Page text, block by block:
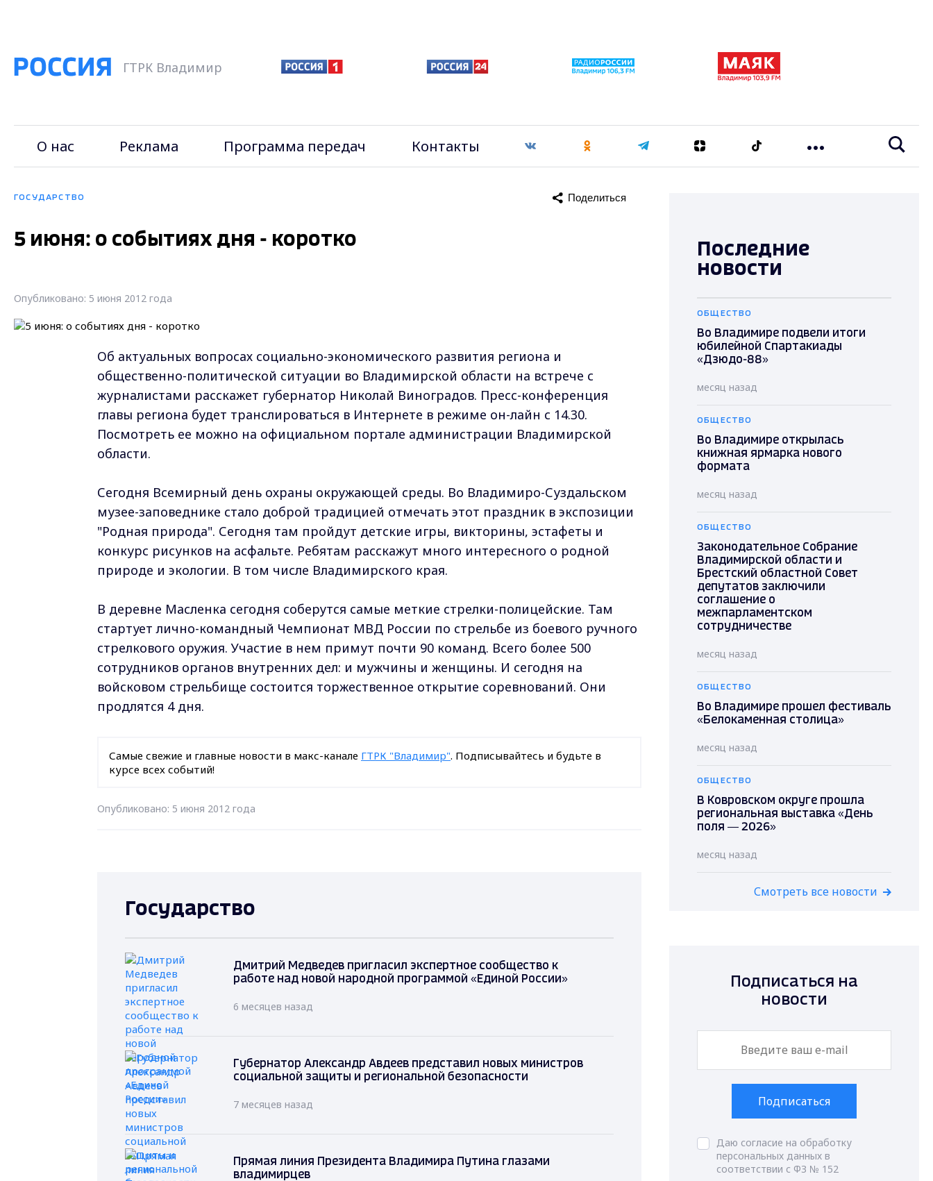
ГТРК Владимир
О нас Реклама Программа передач Контакты
ГОСУДАРСТВО Поделиться
5 июня: о событиях дня - коротко
Опубликовано: 5 июня 2012 года
Об актуальных вопросах социально-экономического развития региона и
общественно-политической ситуации во Владимирской области на встрече с
журналистами расскажет губернатор Николай Виноградов. Пресс-конференция
главы региона будет транслироваться в Интернете в режиме он-лайн с 14.30.
Посмотреть ее можно на официальном портале администрации Владимирской
области.
Сегодня Всемирный день охраны окружающей среды. Во Владимиро-Суздальском
музее-заповеднике стало доброй традицией отмечать этот праздник в экспозиции
"Родная природа". Сегодня там пройдут детские игры, викторины, эстафеты и
конкурс рисунков на асфальте. Ребятам расскажут много интересного о родной
природе и экологии. В том числе Владимирского края.
В деревне Масленка сегодня соберутся самые меткие стрелки-полицейские. Там
стартует лично-командный Чемпионат МВД России по стрельбе из боевого ручного
стрелкового оружия. Участие в нем примут почти 90 команд. Всего более 500
сотрудников органов внутренних дел: и мужчины и женщины. И сегодня на
войсковом стрельбище состоится торжественное открытие соревнований. Они
продлятся 4 дня.
Самые свежие и главные новости в макс-канале ГТРК "Владимир". Подписывайтесь и будьте в
курсе всех событий!
Опубликовано: 5 июня 2012 года
Государство
Дмитрий Медведев пригласил экспертное сообщество к
работе над новой народной программой «Единой России»
6 месяцев назад
Губернатор Александр Авдеев представил новых министров
социальной защиты и региональной безопасности
7 месяцев назад
Прямая линия Президента Владимира Путина глазами
владимирцев
Последние
новости
ОБЩЕСТВО
Во Владимире подвели итоги
юбилейной Спартакиады
«Дзюдо-88»
месяц назад
ОБЩЕСТВО
Во Владимире открылась
книжная ярмарка нового
формата
месяц назад
ОБЩЕСТВО
Законодательное Собрание
Владимирской области и
Брестский областной Совет
депутатов заключили
соглашение о
межпарламентском
сотрудничестве
месяц назад
ОБЩЕСТВО
Во Владимире прошел фестиваль
«Белокаменная столица»
месяц назад
ОБЩЕСТВО
В Ковровском округе прошла
региональная выставка «День
поля — 2026»
месяц назад
Смотреть все новости
Подписаться на
новости
Подписаться
Даю согласие на обработку
персональных данных в
соответствии с ФЗ № 152